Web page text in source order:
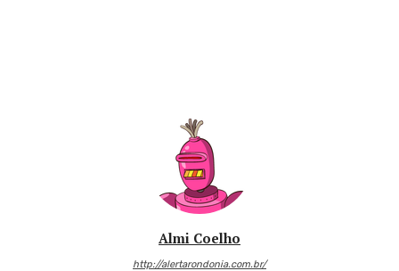
Almi Coelho
http://alertarondonia.com.br/